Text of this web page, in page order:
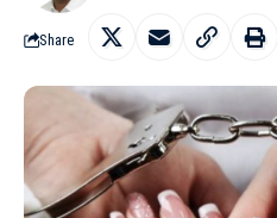
Share